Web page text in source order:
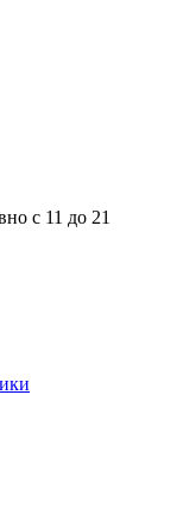
с 11 до 21